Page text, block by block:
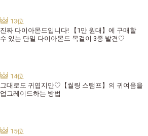
진짜 다이아몬드입니다! 【1만 원대】에 구매할
수 있는 단일 다이아몬드 목걸이 3종 발견♡
그대로도 귀엽지만♡【씰링 스탬프】의 귀여움을
업그레이드하는 방법